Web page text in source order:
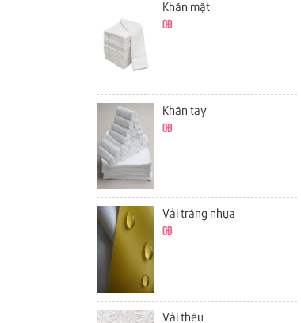
Khăn mặt
0đ
Khăn tay
0đ
Vải tráng nhựa
0đ
Vải thêu